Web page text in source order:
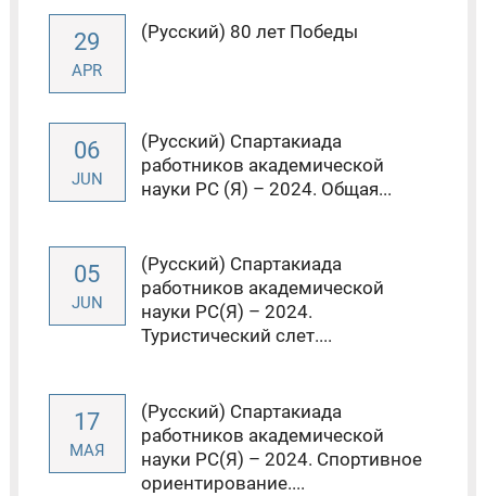
29
APR
(Русский) 80 лет Победы
06
JUN
(Русский) Спартакиада
работников академической
науки РС (Я) – 2024. Общая...
05
JUN
(Русский) Спартакиада
работников академической
науки РС(Я) – 2024.
Туристический слет....
17
МАЯ
(Русский) Спартакиада
работников академической
науки РС(Я) – 2024. Спортивное
ориентирование....